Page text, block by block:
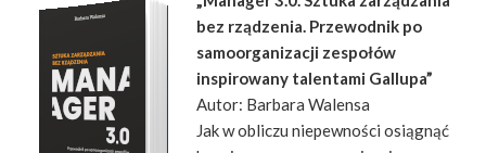
bez rządzenia. Przewodnik po
samoorganizacji zespołów
inspirowany talentami Gallupa”
Autor: Barbara Walensa
Jak w obliczu niepewności osiągnąć